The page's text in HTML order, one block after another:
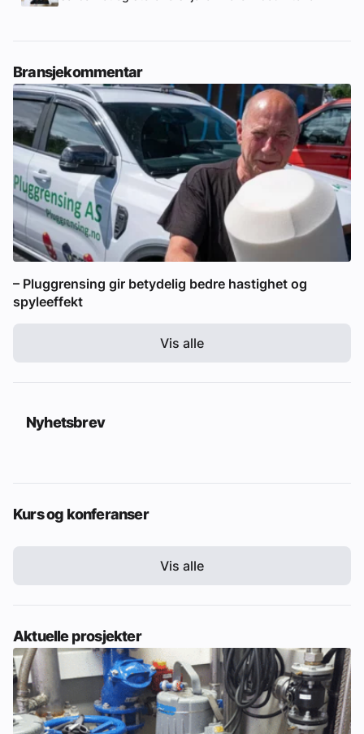
Bransjekommentar
– Pluggrensing gir betydelig bedre hastighet og
spyleeffekt
Vis alle
Nyhetsbrev
Kurs og konferanser
Vis alle
Aktuelle prosjekter